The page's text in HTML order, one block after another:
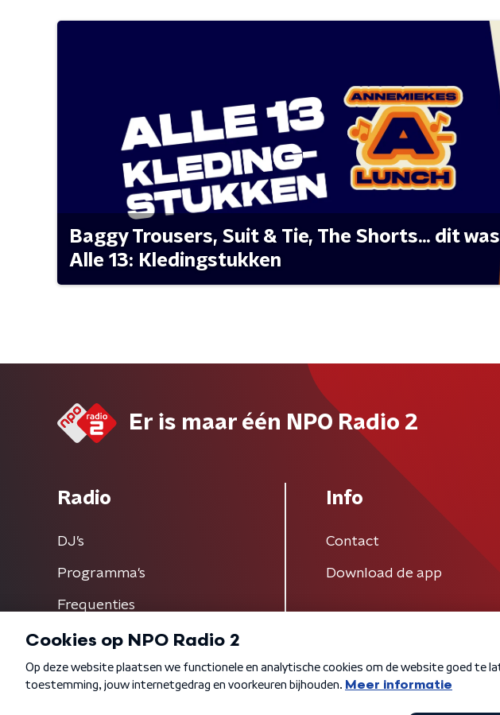
Baggy Trousers, Suit & Tie, The Shorts... dit was
Alle 13: Kledingstukken
Er is maar één NPO Radio 2
Radio
DJ’s
Programma's
Frequenties
Info
Contact
Download de app
Algemene voorwaarden Privacybeleid